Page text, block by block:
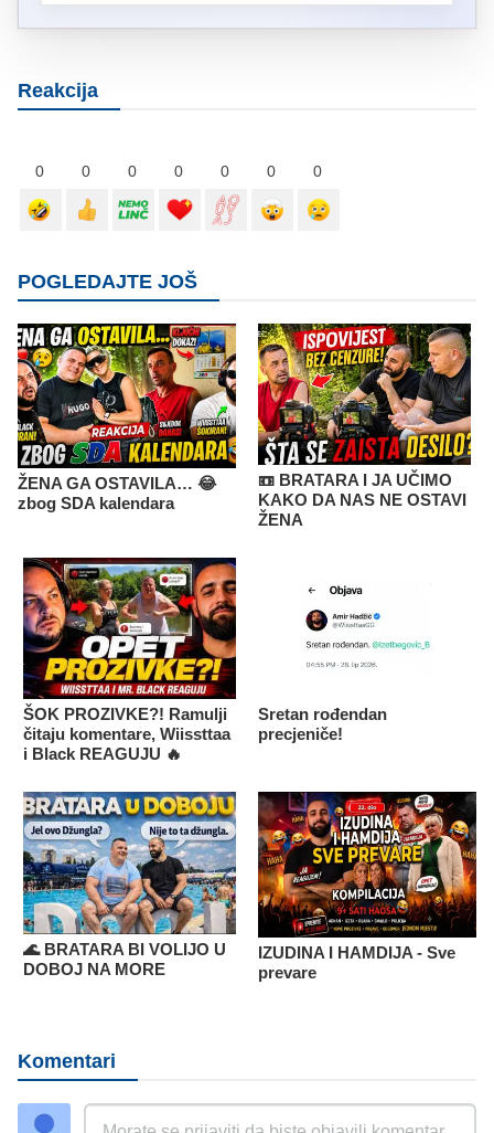
Reakcija
0 0 0 0 0 0 0
POGLEDAJTE JOŠ
ŽENA GA OSTAVILA… 😂
zbog SDA kalendara
📼 BRATARA I JA UČIMO
KAKO DA NAS NE OSTAVI
ŽENA
ŠOK PROZIVKE?! Ramulji
čitaju komentare, Wiissttaa
i Black REAGUJU 🔥
Sretan rođendan
precjeniče!
🌊 BRATARA BI VOLIJO U
DOBOJ NA MORE
IZUDINA I HAMDIJA - Sve
prevare
Komentari